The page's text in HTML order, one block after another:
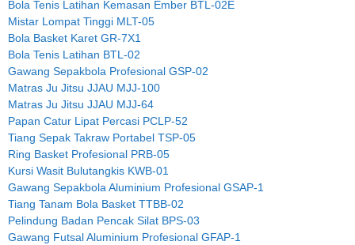
Bola Tenis Latihan Kemasan Ember BTL-02E
Mistar Lompat Tinggi MLT-05
Bola Basket Karet GR-7X1
Bola Tenis Latihan BTL-02
Gawang Sepakbola Profesional GSP-02
Matras Ju Jitsu JJAU MJJ-100
Matras Ju Jitsu JJAU MJJ-64
Papan Catur Lipat Percasi PCLP-52
Tiang Sepak Takraw Portabel TSP-05
Ring Basket Profesional PRB-05
Kursi Wasit Bulutangkis KWB-01
Gawang Sepakbola Aluminium Profesional GSAP-1
Tiang Tanam Bola Basket TTBB-02
Pelindung Badan Pencak Silat BPS-03
Gawang Futsal Aluminium Profesional GFAP-1